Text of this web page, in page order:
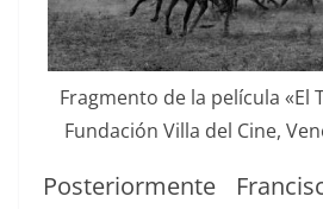
Frag­men­to de la pelícu­la «El
Fun­dación Vil­la del Cine,
Pos­te­ri­or­mente